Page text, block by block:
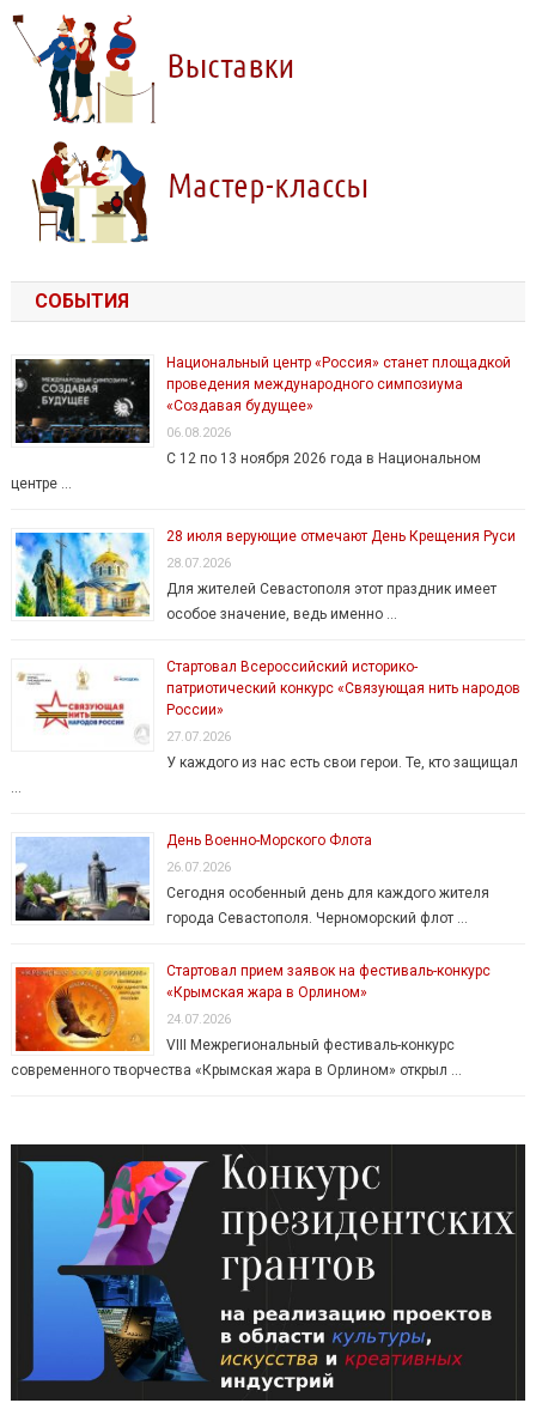
СОБЫТИЯ
Национальный центр «Россия» станет площадкой
проведения международного симпозиума
«Создавая будущее»
06.08.2026
С 12 по 13 ноября 2026 года в Национальном
центре …
28 июля верующие отмечают День Крещения Руси
28.07.2026
Для жителей Севастополя этот праздник имеет
особое значение, ведь именно …
Стартовал Всероссийский историко-
патриотический конкурс «Связующая нить народов
России»
27.07.2026
У каждого из нас есть свои герои. Те, кто защищал
День Военно-Морского Флота
26.07.2026
Сегодня особенный день для каждого жителя
города Севастополя. Черноморский флот …
Стартовал прием заявок на фестиваль-конкурс
«Крымская жара в Орлином»
24.07.2026
VIII Межрегиональный фестиваль-конкурс
современного творчества «Крымская жара в Орлином» открыл …